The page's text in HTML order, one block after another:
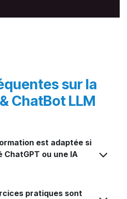
sur la
ChatBot LLM
est adaptée si
ChatGPT ou une IA
pratiques sont